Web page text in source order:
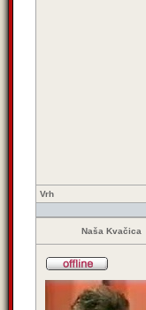
Vrh
Naša Kvačica